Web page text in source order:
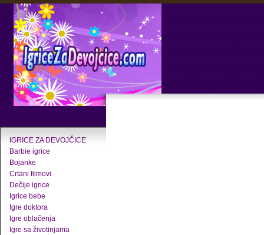
IGRICE ZA DEVOJČICE
Barbie igrice
Bojanke
Crtani filmovi
Dečije igrice
Igrice bebe
Igre doktora
Igre oblačenja
Igre sa životinjama